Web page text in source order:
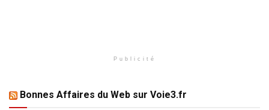
Publicité
Bonnes Affaires du Web sur Voie3.fr